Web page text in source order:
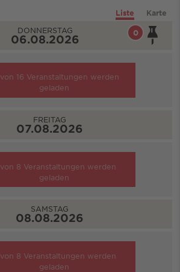
Liste Karte
0
DONNERSTAG
06.08.2026
von 16 Veranstaltungen werden
geladen
FREITAG
07.08.2026
von 8 Veranstaltungen werden
geladen
SAMSTAG
08.08.2026
von 8 Veranstaltungen werden
geladen